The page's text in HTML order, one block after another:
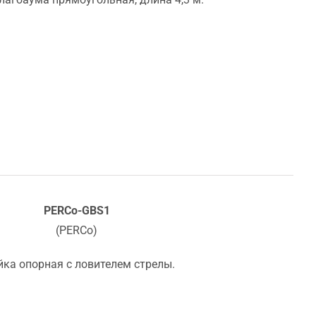
PERCo-GBS1
(PERCo)
опорная с ловителем стрелы.